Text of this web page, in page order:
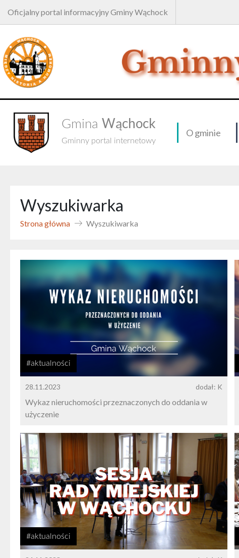
Oficjalny portal informacyjny Gminy Wąchock
Gmina Wąchock
Gminny portal internetowy
O gminie
Wyszukiwarka
Strona główna Wyszukiwarka
#aktualności
28.11.2023 dodał: K
Wykaz nieruchomości przeznaczonych do oddania w
użyczenie
#aktualności